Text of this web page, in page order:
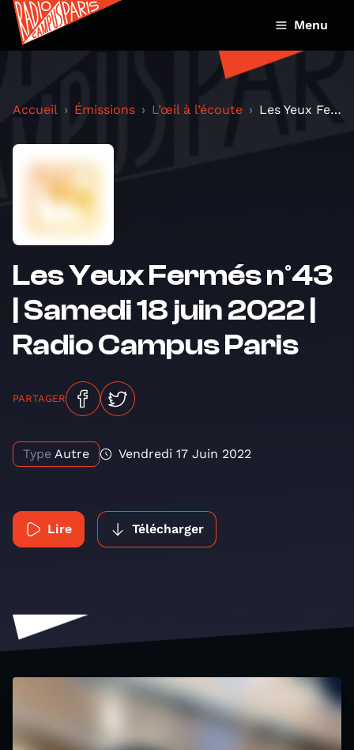
Menu
Accueil Émissions L’œil à l’écoute Les Yeux Fermés n°43 | Samedi 18 juin 2022 | Radi...
Les Yeux Fermés n°43
| Samedi 18 juin 2022 |
Radio Campus Paris
PARTAGER
Type Autre Vendredi 17 Juin 2022
Lire Télécharger